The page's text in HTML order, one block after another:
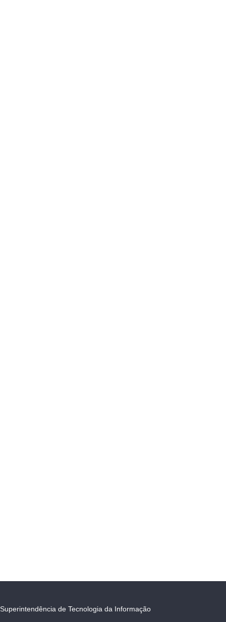
Superintendência de Tecnologia da Informação